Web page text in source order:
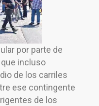
por parte de
incluso
de los carriles
ese contingente
de los